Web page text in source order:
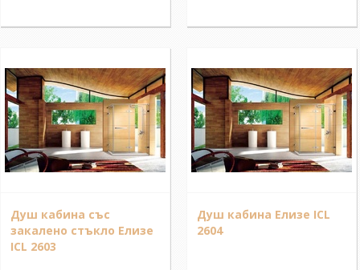
Душ кабина със
закалено стъкло Елизе
ICL 2603
Душ кабина Елизе ICL
2604